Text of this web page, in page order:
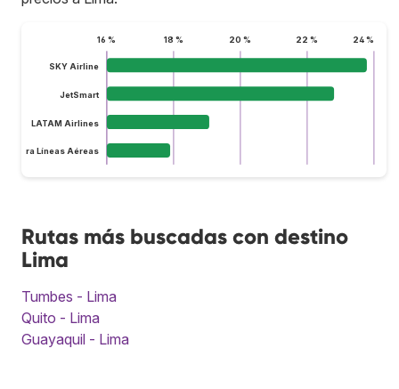
16 % 18 % 20 % 22 % 24 %
SKY Airline
JetSmart
LATAM Airlines
Ultra Líneas Aéreas
Rutas más buscadas con destino
Lima
Tumbes - Lima
Quito - Lima
Guayaquil - Lima